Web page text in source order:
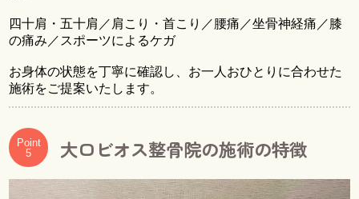
四十肩・五十肩／肩こり・首こり／腰痛／坐骨神経痛／膝
の痛み／スポーツによるケガ
お身体の状態を丁寧に確認し、お一人おひとりに合わせた
施術をご提案いたします。
Point
5
大口ビオス整骨院の施術の特徴